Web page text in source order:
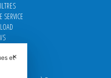
SERVICE
✕
et